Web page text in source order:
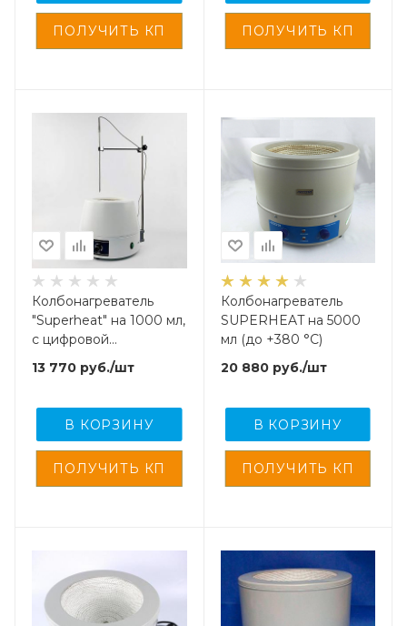
Колбонагреватель
"Superheat" на 1000 мл,
с цифровой
установкой, до +380
°C
13 770 руб./шт
В КОРЗИНУ
Колбонагреватель
SUPERHEAT на 5000
мл (до +380 °C)
20 880руб./шт
В КОРЗИНУ